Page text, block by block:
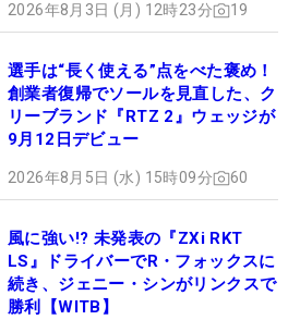
2026年8月3日 (月) 12時23分 19
選手は“長く使える”点をべた褒め！
創業者復帰でソールを見直した、ク
リーブランド『RTZ 2』ウェッジが
9月12日デビュー
2026年8月5日 (水) 15時09分 60
風に強い!? 未発表の『ZXi RKT
LS』ドライバーでR・フォックスに
続き、ジェニー・シンがリンクスで
勝利【WITB】